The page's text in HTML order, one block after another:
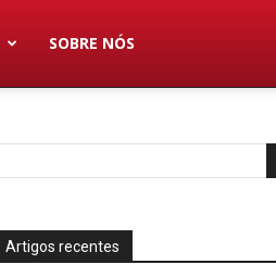
SOBRE NÓS
Artigos recentes